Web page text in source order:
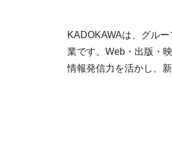
KADOKAWAは、グル
業です。Web・出版・
情報発信力を活かし、